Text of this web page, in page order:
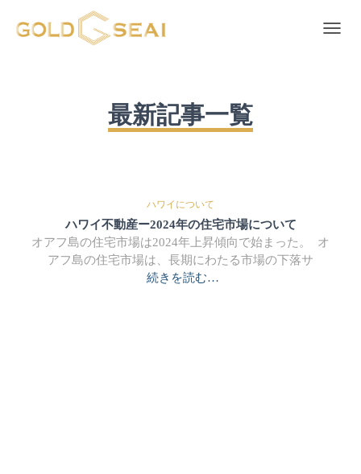
ハワイについて
ハワイ不動産ー2024年の住宅市場について
オアフ島の住宅市場は2024年上昇傾向で始まった。 オ
アフ島の住宅市場は、長期にわたる市場の下落サ
続きを読む…